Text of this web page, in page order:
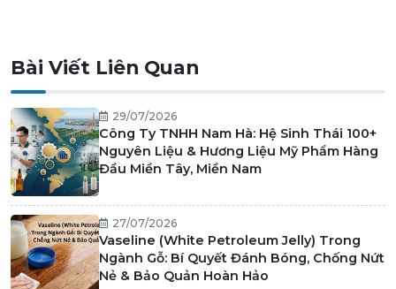
Bài Viết Liên Quan
29/07/2026
Công Ty TNHH Nam Hà: Hệ Sinh Thái 100+
Nguyên Liệu & Hương Liệu Mỹ Phẩm Hàng
Đầu Miền Tây, Miền Nam
27/07/2026
Vaseline (White Petroleum Jelly) Trong
Ngành Gỗ: Bí Quyết Đánh Bóng, Chống Nứt
Nẻ & Bảo Quản Hoàn Hảo